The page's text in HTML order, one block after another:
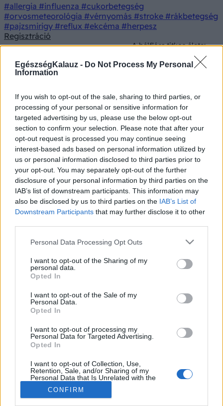
EgészségKalauz - Do Not Process My Personal
Information
If you wish to opt-out of the sale, sharing to third parties, or
processing of your personal or sensitive information for
targeted advertising by us, please use the below opt-out
section to confirm your selection. Please note that after your
opt-out request is processed you may continue seeing
interest-based ads based on personal information utilized by
us or personal information disclosed to third parties prior to
your opt-out. You may separately opt-out of the further
disclosure of your personal information by third parties on the
IAB’s list of downstream participants. This information may
also be disclosed by us to third parties on the IAB’s List of
Downstream Participants that may further disclose it to other
Please note that this website/app uses one or more Google
not limited to your visit or usage behaviour. You may click to
grant or deny consent to Google and its third-party tags to
use your data for below specified purposes in below Google
consent section.
Personal Data Processing Opt Outs
I want to opt-out of the Sharing of my
personal data.
Opted In
I want to opt-out of the Sale of my
Personal Data.
Opted In
I want to opt-out of processing my
Personal Data for Targeted Advertising.
Opted In
I want to opt-out of Collection, Use,
Retention, Sale, and/or Sharing of my
Personal Data that Is Unrelated with the
Purposes for which it was collected.
Opted Out
CONFIRM
#allergia #influenza #cukorbetegség
#orvosmeteorológia #vérnyomás #stroke #rákbetegség
#pajzsmirigy #reflux #ekcéma #herpesz
Regisztráció
A bélflóra titkos élete:
hogyan befolyásolják a
mikrobák a
A bélflóra titkos élete: hogyan
befolyásolják a mikrobák a
közérzetét?